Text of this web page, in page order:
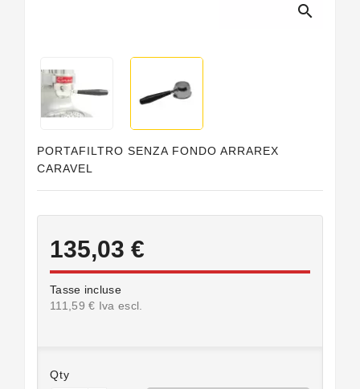
search
PORTAFILTRO SENZA FONDO ARRAREX
CARAVEL
135,03 €
Tasse incluse
111,59 € Iva escl.
Qty